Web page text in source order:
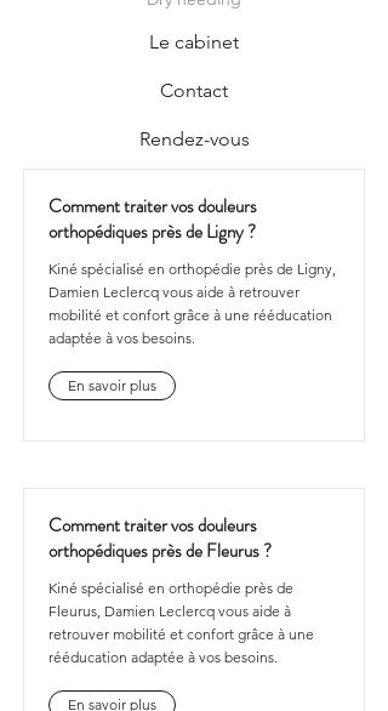
Le cabinet
Contact
Rendez-vous
Comment traiter vos douleurs
orthopédiques près de Ligny ?
Kiné spécialisé en orthopédie près de Ligny,
Damien Leclercq vous aide à retrouver
mobilité et confort grâce à une rééducation
adaptée à vos besoins.
En savoir plus
Comment traiter vos douleurs
orthopédiques près de Fleurus ?
Kiné spécialisé en orthopédie près de
Fleurus, Damien Leclercq vous aide à
retrouver mobilité et confort grâce à une
rééducation adaptée à vos besoins.
En savoir plus